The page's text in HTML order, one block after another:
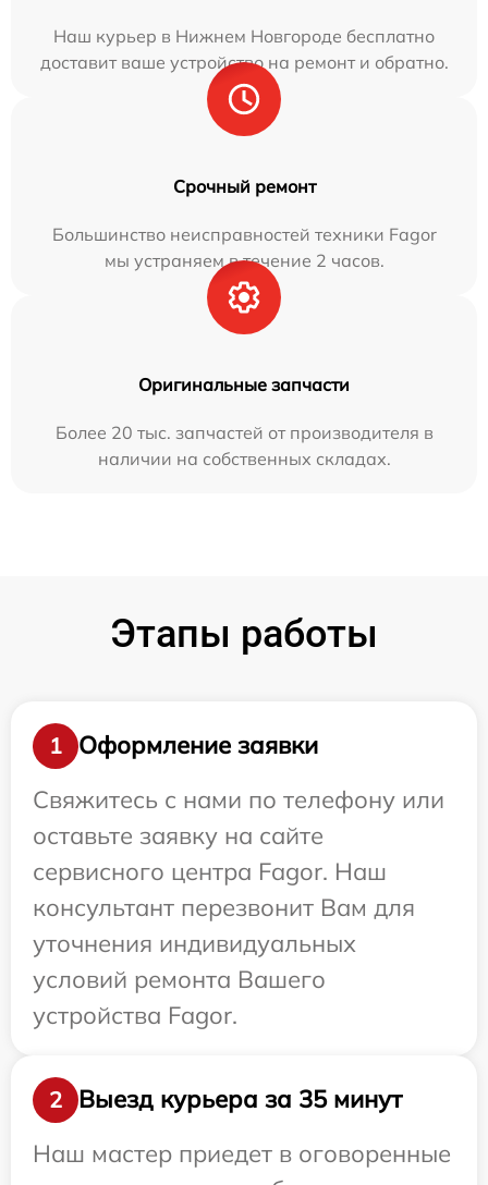
Наш курьер в Нижнем Новгороде бесплатно
доставит ваше устройство на ремонт и обратно.
Срочный ремонт
Большинство неисправностей техники Fagor
мы устраняем в течение 2 часов.
Оригинальные запчасти
Более 20 тыс. запчастей от производителя в
наличии на собственных складах.
Этапы работы
1
Оформление заявки
Свяжитесь с нами по телефону или
оставьте заявку на сайте
сервисного центра Fagor. Наш
консультант перезвонит Вам для
уточнения индивидуальных
условий ремонта Вашего
устройства Fagor.
2
Выезд курьера за 35 минут
Наш мастер приедет в оговоренные